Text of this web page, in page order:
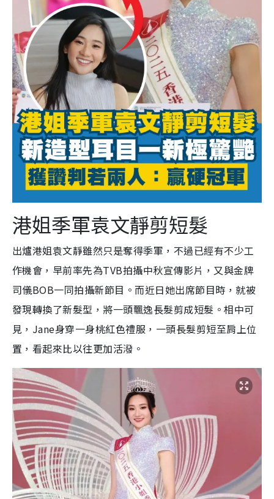
港姐季軍袁文靜剪短髮
出爐港姐袁文靜雖然只是奪得季軍，不過已經有不少工
作機會，早前率先為TVB拍攝中秋宣傳影片，又與金牌
司儀BOB一同拍攝新節目。而近日她出席節目時，就被
發現轉換了新髮型，將一頭飄逸長髮剪成短髮。相中可
見，Jane身穿一身桃紅色禮服，一頭長髮剪短至肩上位
置，看起來比以往更加活潑。